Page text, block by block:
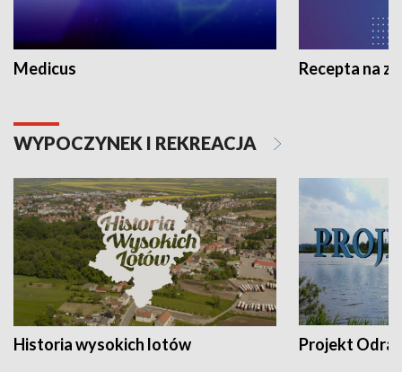
Medicus Recepta na
WYPOCZYNEK I REKREACJA
Historia wysokich lotów Projekt Odra